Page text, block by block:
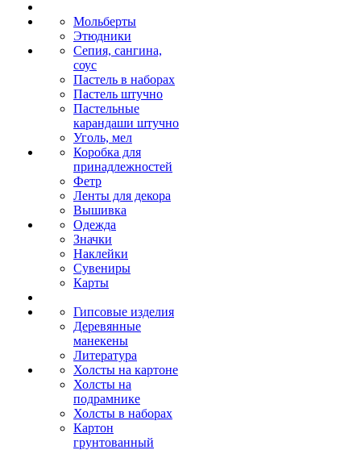
Мольберты
Этюдники
Сепия, сангина,
соус
Пастель в наборах
Пастель штучно
Пастельные
карандаши штучно
Уголь, мел
Коробка для
принадлежностей
Фетр
Ленты для декора
Вышивка
Одежда
Значки
Наклейки
Сувениры
Карты
Гипсовые изделия
Деревянные
манекены
Литература
Холсты на картоне
Холсты на
подрамнике
Холсты в наборах
Картон
грунтованный